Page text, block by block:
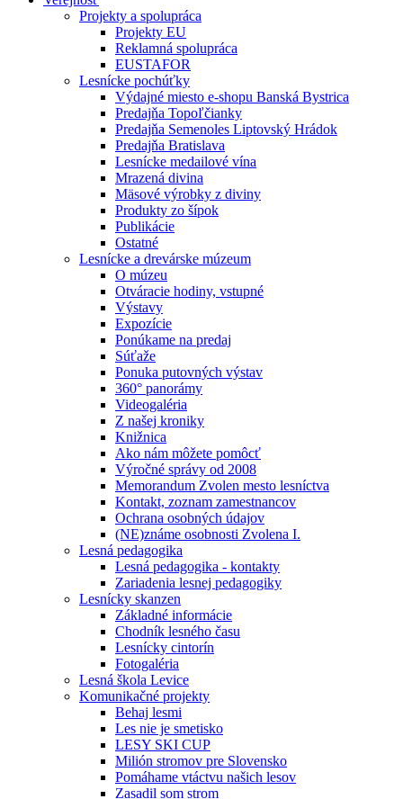
Projekty a spolupráca
Projekty EU
Reklamná spolupráca
EUSTAFOR
Lesnícke pochúťky
Výdajné miesto e-shopu Banská Bystrica
Predajňa Topoľčianky
Predajňa Semenoles Liptovský Hrádok
Predajňa Bratislava
Lesnícke medailové vína
Mrazená divina
Mäsové výrobky z diviny
Produkty zo šípok
Publikácie
Ostatné
Lesnícke a drevárske múzeum
O múzeu
Otváracie hodiny, vstupné
Výstavy
Expozície
Ponúkame na predaj
Súťaže
Ponuka putovných výstav
360° panorámy
Videogaléria
Z našej kroniky
Knižnica
Ako nám môžete pomôcť
Výročné správy od 2008
Memorandum Zvolen mesto lesníctva
Kontakt, zoznam zamestnancov
Ochrana osobných údajov
(NE)známe osobnosti Zvolena I.
Lesná pedagogika
Lesná pedagogika - kontakty
Zariadenia lesnej pedagogiky
Lesnícky skanzen
Základné informácie
Chodník lesného času
Lesnícky cintorín
Fotogaléria
Lesná škola Levice
Komunikačné projekty
Behaj lesmi
Les nie je smetisko
LESY SKI CUP
Milión stromov pre Slovensko
Pomáhame vtáctvu našich lesov
Zasadil som strom